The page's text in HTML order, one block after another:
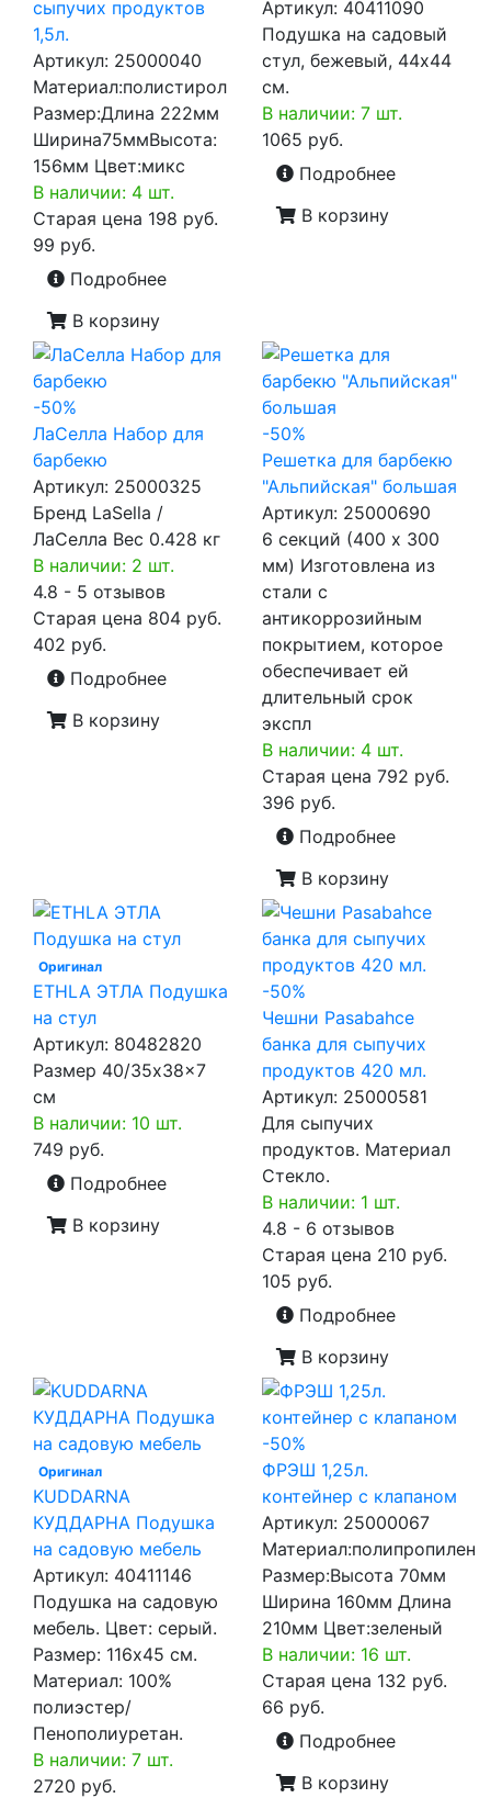
сыпучих продуктов
1,5л.
Артикул: 25000040
Материал:полистирол
Размер:Длина 222мм
Ширина75ммВысота:
156мм Цвет:микс
В наличии: 4 шт.
Старая цена 198 руб.
99 руб.
Подробнее
В корзину
Артикул: 40411090
Подушка на садовый
стул, бежевый, 44x44
см.
В наличии: 7 шт.
1065 руб.
Подробнее
В корзину
-50%
ЛаCелла Набор для
барбекю
Артикул: 25000325
Бренд LaSella /
ЛаCелла Вес 0.428 кг
В наличии: 2 шт.
4.8 - 5 отзывов
Старая цена 804 руб.
402 руб.
Подробнее
В корзину
-50%
Решетка для барбекю
"Альпийская" большая
Артикул: 25000690
6 секций (400 х 300
мм) Изготовлена из
стали с
антикоррозийным
покрытием, которое
обеспечивает ей
длительный срок
экспл
В наличии: 4 шт.
Старая цена 792 руб.
396 руб.
Подробнее
В корзину
Оригинал
ETHLA ЭТЛА Подушка
на стул
Артикул: 80482820
Размер 40/35x38x7
см
В наличии: 10 шт.
749 руб.
Подробнее
В корзину
-50%
Чешни Pasabahce
банка для сыпучих
продуктов 420 мл.
Артикул: 25000581
Для сыпучих
продуктов. Материал
Стекло.
В наличии: 1 шт.
4.8 - 6 отзывов
Старая цена 210 руб.
105 руб.
Подробнее
В корзину
Оригинал
KUDDARNA
КУДДАРНА Подушка
на садовую мебель
Артикул: 40411146
Подушка на садовую
мебель. Цвет: серый.
Размер: 116x45 см.
Материал: 100%
полиэстер/
Пенополиуретан.
В наличии: 7 шт.
2720 руб.
-50%
ФРЭШ 1,25л.
контейнер с клапаном
Артикул: 25000067
Материал:полипропилен
Размер:Высота 70мм
Ширина 160мм Длина
210мм Цвет:зеленый
В наличии: 16 шт.
Старая цена 132 руб.
66 руб.
Подробнее
В корзину